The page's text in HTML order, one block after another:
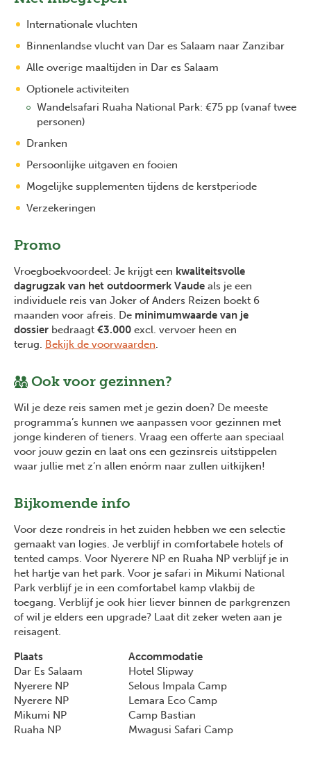
Internationale vluchten
Binnenlandse vlucht van Dar es Salaam naar Zanzibar
Alle overige maaltijden in Dar es Salaam
Optionele activiteiten
Wandelsafari Ruaha National Park: €75 pp (vanaf twee
personen)
Dranken
Persoonlijke uitgaven en fooien
Mogelijke supplementen tijdens de kerstperiode
Verzekeringen
Promo
Vroegboekvoordeel: Je krijgt een kwaliteitsvolle
dagrugzak van het outdoormerk Vaude als je een
individuele reis van Joker of Anders Reizen boekt 6
maanden voor afreis. De minimumwaarde van je
dossier bedraagt €3.000 excl. vervoer heen en
terug. Bekijk de voorwaarden.
Ook voor gezinnen?
Wil je deze reis samen met je gezin doen? De meeste
programma’s kunnen we aanpassen voor gezinnen met
jonge kinderen of tieners. Vraag een offerte aan speciaal
voor jouw gezin en laat ons een gezinsreis uitstippelen
waar jullie met z’n allen enórm naar zullen uitkijken!
Bijkomende info
Voor deze rondreis in het zuiden hebben we een selectie
gemaakt van logies. Je verblijf in comfortabele hotels of
tented camps. Voor Nyerere NP en Ruaha NP verblijf je in
het hartje van het park. Voor je safari in Mikumi National
Park verblijf je in een comfortabel kamp vlakbij de
toegang. Verblijf je ook hier liever binnen de parkgrenzen
of wil je elders een upgrade? Laat dit zeker weten aan je
reisagent.
Plaats
Accommodatie
Dar Es Salaam
Hotel Slipway
Nyerere NP
Selous Impala Camp
Nyerere NP
Lemara Eco Camp
Mikumi NP
Camp Bastian
Ruaha NP
Mwagusi Safari Camp